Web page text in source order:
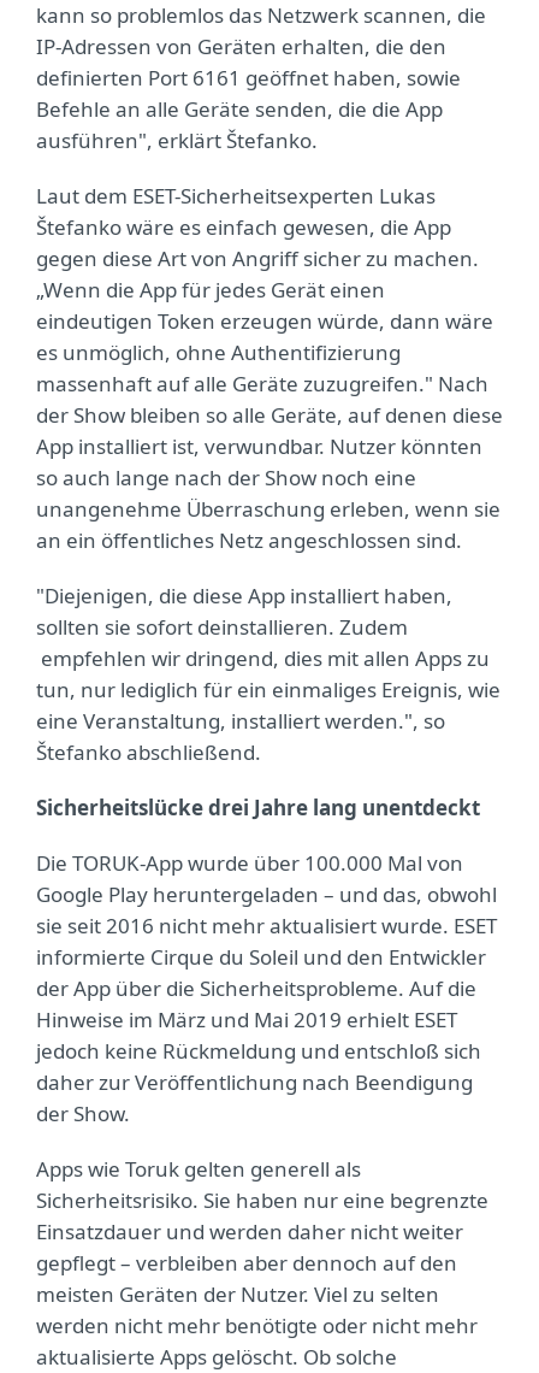
kann so problemlos das Netzwerk scannen, die
IP-Adressen von Geräten erhalten, die den
definierten Port 6161 geöffnet haben, sowie
Befehle an alle Geräte senden, die die App
ausführen", erklärt Štefanko.
Laut dem ESET-Sicherheitsexperten Lukas
Štefanko wäre es einfach gewesen, die App
gegen diese Art von Angriff sicher zu machen.
„Wenn die App für jedes Gerät einen
eindeutigen Token erzeugen würde, dann wäre
es unmöglich, ohne Authentifizierung
massenhaft auf alle Geräte zuzugreifen." Nach
der Show bleiben so alle Geräte, auf denen diese
App installiert ist, verwundbar. Nutzer könnten
so auch lange nach der Show noch eine
unangenehme Überraschung erleben, wenn sie
an ein öffentliches Netz angeschlossen sind.
"Diejenigen, die diese App installiert haben,
sollten sie sofort deinstallieren. Zudem
empfehlen wir dringend, dies mit allen Apps zu
tun, nur lediglich für ein einmaliges Ereignis, wie
eine Veranstaltung, installiert werden.", so
Štefanko abschließend.
Sicherheitslücke drei Jahre lang unentdeckt
Die TORUK-App wurde über 100.000 Mal von
Google Play heruntergeladen – und das, obwohl
sie seit 2016 nicht mehr aktualisiert wurde. ESET
informierte Cirque du Soleil und den Entwickler
der App über die Sicherheitsprobleme. Auf die
Hinweise im März und Mai 2019 erhielt ESET
jedoch keine Rückmeldung und entschloß sich
daher zur Veröffentlichung nach Beendigung
der Show.
Apps wie Toruk gelten generell als
Sicherheitsrisiko. Sie haben nur eine begrenzte
Einsatzdauer und werden daher nicht weiter
gepflegt – verbleiben aber dennoch auf den
meisten Geräten der Nutzer. Viel zu selten
werden nicht mehr benötigte oder nicht mehr
aktualisierte Apps gelöscht. Ob solche